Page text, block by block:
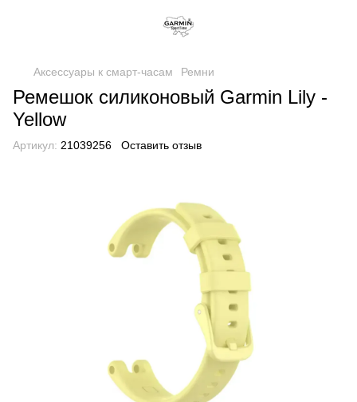
Аксессуары к смарт-часам Ремни
Ремешок силиконовый Garmin Lily -
Yellow
Артикул: 21039256 Оставить отзыв